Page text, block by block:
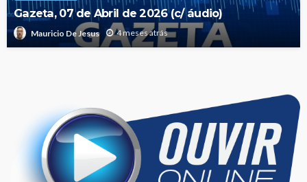
Gazeta, 07 de Abril de 2026 (c/ áudio)
Mauricio De Jesus 4 meses atrás